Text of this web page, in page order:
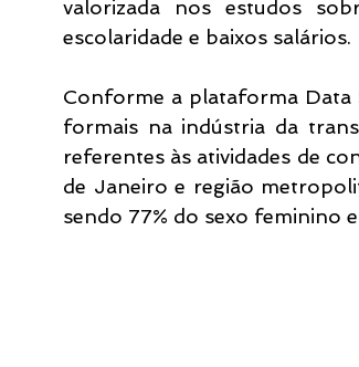
valorizada nos estudos
escolaridade e baixos salários.
Conforme a plataforma Data
formais na indústria da
referentes às atividades de
de Janeiro e região
sendo 77% do sexo feminino